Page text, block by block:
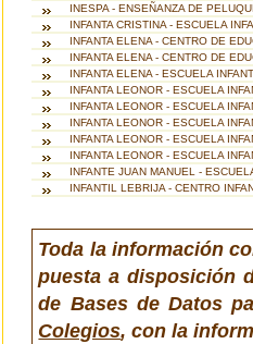
INESPA - ENSEÑANZA DE
INFANTA CRISTINA - ESCUELA
INFANTA ELENA - CENTRO DE
INFANTA ELENA - CENTRO DE
INFANTA ELENA - ESCUELA
INFANTA LEONOR - ESCUELA
INFANTA LEONOR - ESCUELA
INFANTA LEONOR - ESCUELA
INFANTA LEONOR - ESCUELA
INFANTA LEONOR - ESCUELA
INFANTE JUAN MANUEL -
INFANTIL LEBRIJA - CENTRO
Toda la información
puesta a disposición
de Bases de Datos
Colegios, con la